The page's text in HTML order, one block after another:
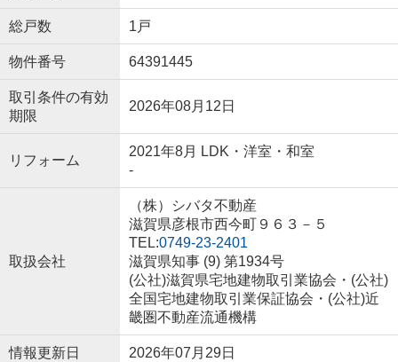
総戸数 1戸
物件番号 64391445
取引条件の有効
期限
2026年08月12日
リフォーム
2021年8月 LDK・洋室・和室
-
取扱会社
（株）シバタ不動産
滋賀県彦根市西今町９６３－５
TEL:0749-23-2401
滋賀県知事 (9) 第1934号
(公社)滋賀県宅地建物取引業協会・(公社)
全国宅地建物取引業保証協会・(公社)近
畿圏不動産流通機構
情報更新日 2026年07月29日